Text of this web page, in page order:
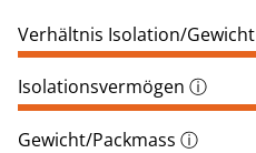
Verhältnis Isolation/Gewicht
Isolationsvermögen ⓘ
Gewicht/Packmass ⓘ